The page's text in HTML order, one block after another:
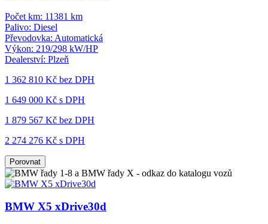
Počet km: 11381 km
Palivo: Diesel
Převodovka: Automatická
Výkon: 219/298 kW/HP
Dealerství: Plzeň
1 362 810 Kč bez DPH
1 649 000 Kč s DPH
1 879 567 Kč bez DPH
2 274 276 Kč s DPH
Porovnat
BMW X5 xDrive30d